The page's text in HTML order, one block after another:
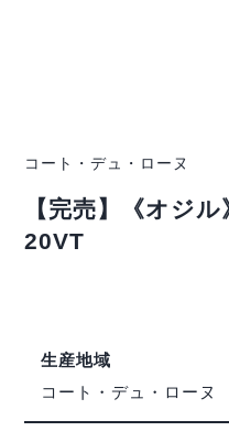
コート・デュ・ローヌ
【完売】《オジ
20VT
生産地域
コート・デュ・ローヌ